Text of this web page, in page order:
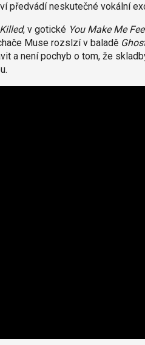
předvádí neskutečné vokální
, v gotické You Make Me
Muse rozslzí v baladě
a není pochyb o tom, že